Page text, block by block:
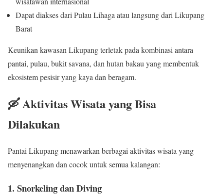
Dapat diakses dari Pulau Lihaga atau langsung dari Likupang
Barat
Keunikan kawasan Likupang terletak pada kombinasi antara
pantai, pulau, bukit savana, dan hutan bakau yang membentuk
ekosistem pesisir yang kaya dan beragam.
🛶 Aktivitas Wisata yang Bisa
Dilakukan
Pantai Likupang menawarkan berbagai aktivitas wisata yang
menyenangkan dan cocok untuk semua kalangan:
1. Snorkeling dan Diving